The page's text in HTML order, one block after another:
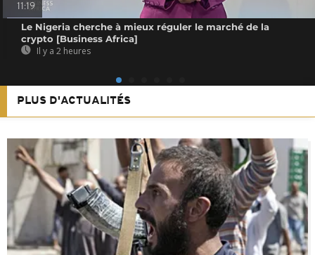
11:19
Le Nigeria cherche à mieux réguler le marché de la
crypto [Business Africa]
Il y a 2 heures
PLUS D'ACTUALITÉS